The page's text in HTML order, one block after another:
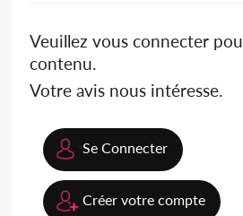
Veuillez vous connecter
contenu.
Votre avis nous intéresse.
Se Connecter
Créer votre compte